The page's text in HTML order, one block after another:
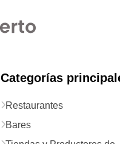
Categorías
Restaurantes
Bares